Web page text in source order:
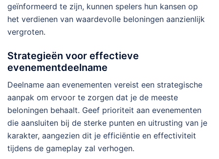
geïnformeerd te zijn, kunnen spelers hun kansen op
het verdienen van waardevolle beloningen aanzienlijk
vergroten.
Strategieën voor effectieve
evenementdeelname
Deelname aan evenementen vereist een strategische
aanpak om ervoor te zorgen dat je de meeste
beloningen behaalt. Geef prioriteit aan evenementen
die aansluiten bij de sterke punten en uitrusting van je
karakter, aangezien dit je efficiëntie en effectiviteit
tijdens de gameplay zal verhogen.